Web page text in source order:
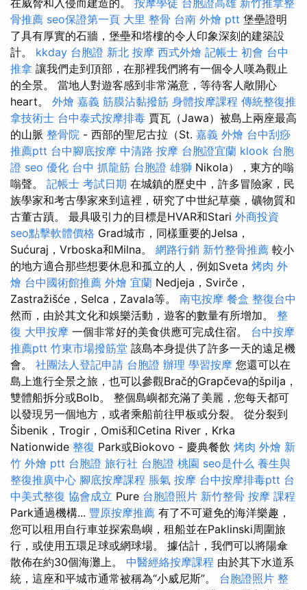
在威脅和入侵而建造的。 按摩學徒 台胞證高雄 新竹推拿整
骨推薦 seo保證第一頁 大里 整骨 台南 外燴 ptt 堡壘證明
了具有厚實的石牆，堡壘和塔樓的令人印象深刻的建築設
計。 kkday 台胞證 新北 按摩 西式外燴 記帳士 初會 台中
推拿 讓我們走到頂部，在那裡我們將有一個令人嘆為觀止
的全景。 當地人對遊客感到非常滿意，等待客人敞開心
heart。 外燴 嘉義 筋膜沾黏撥筋 身體按摩課程 傳統整復推
拿技術士 台中泰式按摩排毒 賈瓦（Jawa）被島上兩座最高
的山脈 整骨院 - 西部的聖尼古拉（St. 嘉義 外燴 台中刮痧
推薦ptt 台中腳底按摩 中清路 按摩 台胞證宜蘭 klook 台胞
證 seo 優化 台中 抓龍筋 台胞證 雄獅 Nikola），東方的嗡
嗡聲。 記帳士 考試日期 在城鎮的歷史中，許多冒險家，民
族學家和考古學家來到這裡，研究了中世紀草藥，礦物質和
古董古蹟。 最具吸引力的目標是HVAR和Stari 外商投資
seo點擊軟體價格 Grad城市，同樣重要的Jelsa，
Sućuraj，Vrboska和Milna。 網路行銷 新竹整骨推薦 較小
的地方適合那些想要休息和孤立的人，例如Sveta 烤肉 外
燴 台中國術館推薦 外燴 宜蘭 Nedjeja，Svirče，
Zastražišće，Selca，Zavala等。 南屯按摩 餐盒 整復台中
然而，由於其文化和娛樂活動，遊客的數量有所增加。 整
復 大甲按摩 一個非常好的美食供應可完成住宿。 台中按摩
推薦ptt 竹東市場撥筋堂 該島本身提供了許多一天的遠足機
會。 社團法人登記申請 台胞證 辦理 學習按摩 您還可以在
島上進行全景之旅，也可以參觀Brač的Grapčeva的špilja，
雙體船拆分或Bolb。 整個島嶼都充滿了美麗，您每天都可
以發現另一個地方，或者乘船前往甲板或分裂。 從分裂到
Šibenik，Trogir，Omiš和Cetina River，Krka
Nationwide 整復 Park或Biokovo - 慶典餐飲 烤肉 外燴 新
竹 外燴 ptt 台胞證 旅行社 台胞證 桃園 seo是什么 養生與
整復推廣中心 腳底按摩課程 脹氣 按摩 台中按摩排毒ptt 台
中美式整復 協會成立 Pure 台胞證照片 新竹整骨 按摩 課程
Park通過機構... 豐原按摩推薦 有了不可避免的海洋樂趣，
您可以租用自行車並探索島嶼，租船並在Paklinski周圍旅
行，或使用五環足球或網球場。 據估計，我們可以將陽傘
散佈在約30個海灘上。 中醫經絡按摩課程 由於其下水道系
統，這座和平城市通常被稱為“小威尼斯”。 台胞證照片 整